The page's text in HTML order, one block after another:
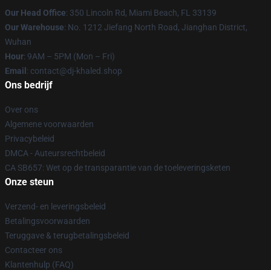
Our Head Office: 350 Lincoln Rd, Miami Beach, FL 33139
Our Warehouse: No. 1212 Jiefang North Road, Jianghan District,
Wuhan
Hour: 9AM – 5PM (Mon – Fri)
Email : contact@dj-khaled.shop
Ons bedrijf
Over ons
Algemene voorwaarden
Privacybeleid
DMCA - Auteursrechtbeleid
CA SB657: Wet op de transparantie van de toeleveringsketen
Onze steun
Verzend- en leveringsbeleid
Betalingsvoorwaarden
Teruggave & terugbetalingsbeleid
Contacteer ons
Klantenhulp (FAQ)